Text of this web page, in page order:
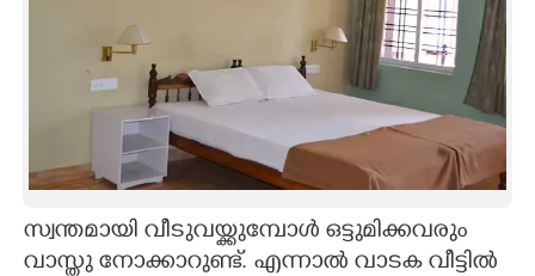
ASTRO
CARTOONS
സ്വന്തമായി വീടുവയ്ക്കുമ്പോൾ ഒട്ടുമിക്കവരും
വാസ്തു നോക്കാറുണ്ട്. എന്നാൽ വാടക വീട്ടിൽ